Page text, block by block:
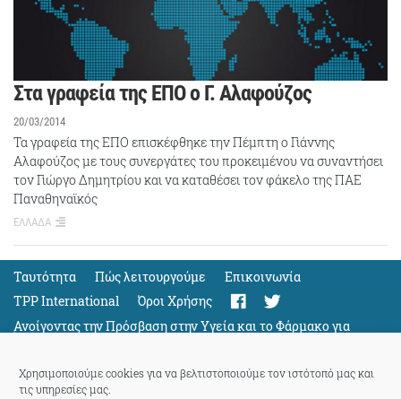
Χρησιμοποιούμε cookies για να βελτιστοποιούμε τον ιστότοπό μας και
τις υπηρεσίες μας.
Στα γραφεία της ΕΠΟ ο Γ. Αλαφούζος
20/03/2014
Τα γραφεία της ΕΠΟ επισκέφθηκε την Πέμπτη ο Γιάννης
Αλαφούζος με τους συνεργάτες του προκειμένου να συναντήσει
τον Γιώργο Δημητρίου και να καταθέσει τον φάκελο της ΠΑΕ
Παναθηναϊκός
ΕΛΛΑΔΑ
Ταυτότητα Πώς λειτουργούμε
Eπικοινωνία
TPP International
Όροι Χρήσης
Ανοίγοντας την Πρόσβαση στην Υγεία και το Φάρμακο για
Όλους
Support